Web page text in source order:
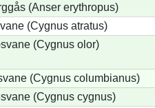
(Anser erythropus)
(Cygnus atratus)
(Cygnus olor)
(Cygnus columbianus)
(Cygnus cygnus)